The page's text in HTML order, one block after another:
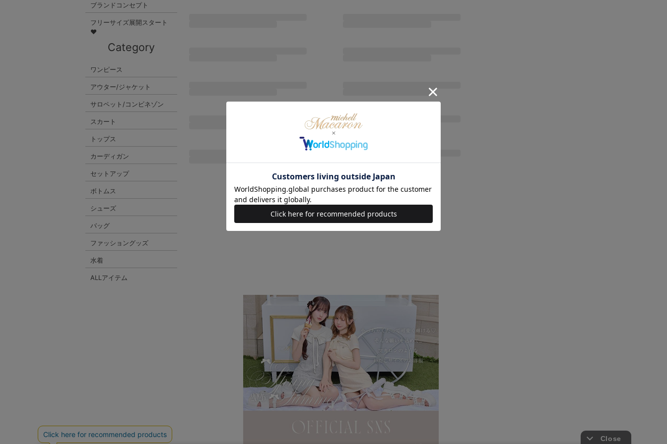
ブランドコンセプト
フリーサイズ展開スタート
♥
Category
ワンピース
アウター/ジャケット
サロペット/コンビネゾン
スカート
トップス
カーディガン
セットアップ
ボトムス
シューズ
バッグ
ファッショングッズ
水着
ALLアイテム